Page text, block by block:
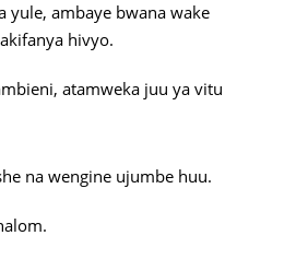
yule, ambaye bwana wake
hivyo.
atamweka juu ya vitu
na wengine ujumbe huu.